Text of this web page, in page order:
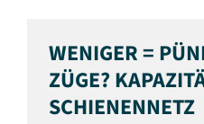
WENIGER =
ZÜGE?
SCHIENENNETZ